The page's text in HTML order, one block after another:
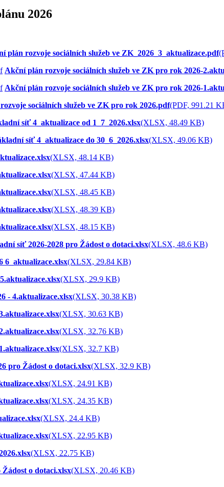
2026
plán rozvoje sociálních služeb ve ZK_2026_3_aktualizace.pdf
Akční plán rozvoje sociálních služeb ve ZK pro rok 2026-
Akční plán rozvoje sociálních služeb ve ZK pro rok 2026-
sociálních služeb ve ZK pro rok 2026.pdf(PDF, 991.21
síť 4_aktualizace od 1_7_2026.xlsx(XLSX, 48.49 KB)
síť 4_aktualizace do 30_6_2026.xlsx(XLSX, 49.06 KB)
(XLSX, 48.14 KB)
(XLSX, 47.44 KB)
(XLSX, 48.45 KB)
(XLSX, 48.39 KB)
(XLSX, 48.15 KB)
síť 2026-2028 pro Žádost o dotaci.xlsx(XLSX, 48.6 KB)
6_aktualizace.xlsx(XLSX, 29.84 KB)
(XLSX, 29.9 KB)
- 4.aktualizace.xlsx(XLSX, 30.38 KB)
(XLSX, 30.63 KB)
(XLSX, 32.76 KB)
(XLSX, 32.7 KB)
pro Žádost o dotaci.xlsx(XLSX, 32.9 KB)
(XLSX, 24.91 KB)
(XLSX, 24.35 KB)
(XLSX, 24.4 KB)
(XLSX, 22.95 KB)
(XLSX, 22.75 KB)
o dotaci.xlsx(XLSX, 20.46 KB)